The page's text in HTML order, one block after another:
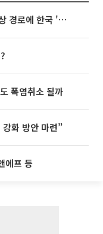
태풍 '돌핀' 이어 '찬홈' 등장…예상 경로에 한국 '한숨'
폭염취소 될까
강화 방안 마련”
에프 등